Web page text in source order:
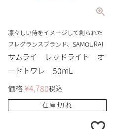
凛々しい侍をイメージして創られた
フレグランスブランド、SAMOURAI
サムライ レッドライト オ
ードトワレ 50mL
価格 ¥4,780税込
在庫切れ